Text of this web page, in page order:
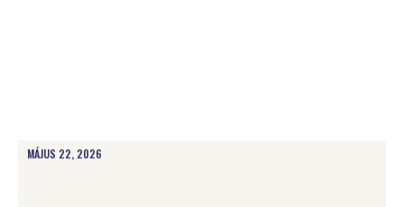
MÁJUS 22, 2026